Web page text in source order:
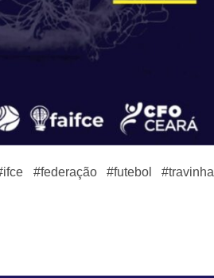
#federação #futebol #travinha